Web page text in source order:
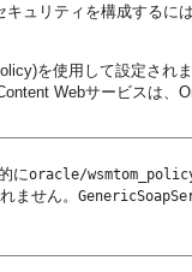
ュリティを構成する
を使用して設定さ
Webサービスは、
にoracle/
ません。